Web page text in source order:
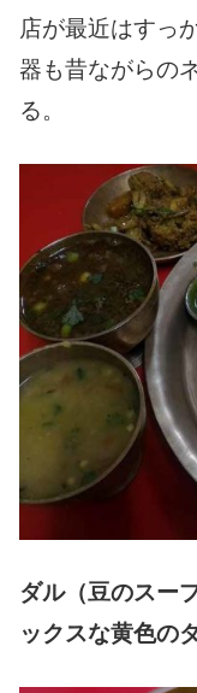
店が最近はすっ
器も昔ながらの
る。
ダル（豆のスー
ックスな黄色の